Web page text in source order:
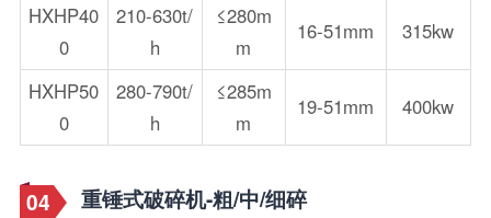
HXHP40
0
210-630t/
h
≤280m
m
16-51mm 315kw
HXHP50
0
280-790t/
h
≤285m
m
19-51mm 400kw
04 重锤式破碎机-粗/中/细碎